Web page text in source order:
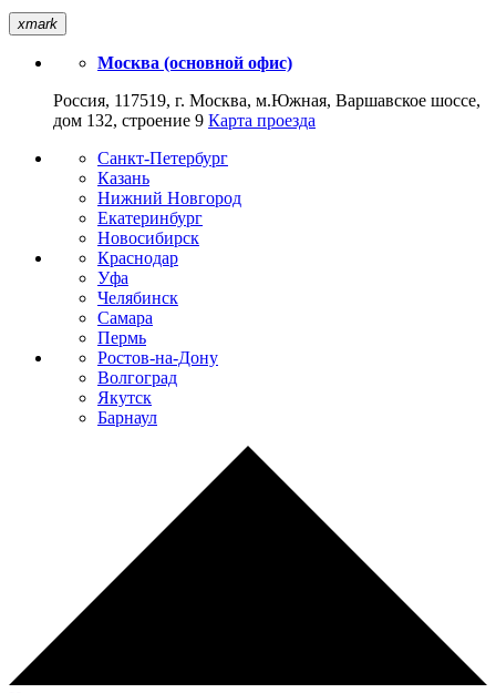
xmark
Москва (основной офис)
Россия, 117519, г. Москва, м.Южная, Варшавское шоссе,
дом 132, строение 9 Карта проезда
Санкт-Петербург
Казань
Нижний Новгород
Екатеринбург
Новосибирск
Краснодар
Уфа
Челябинск
Самара
Пермь
Ростов-на-Дону
Волгоград
Якутск
Барнаул